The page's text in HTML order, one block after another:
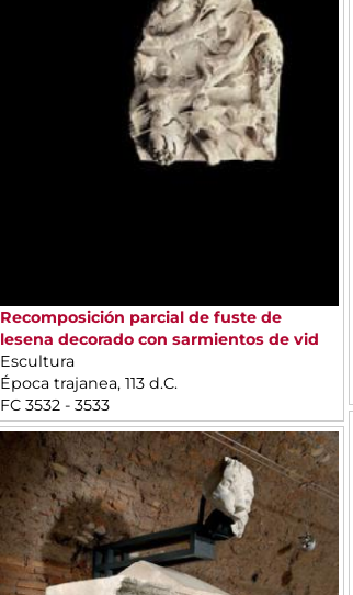
Recomposición parcial de fuste de
lesena decorado con sarmientos de vid
Escultura
Época trajanea, 113 d.C.
FC 3532 - 3533